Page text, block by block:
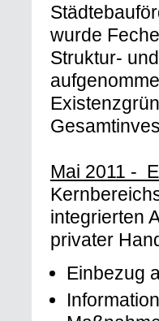
Dezember
wurde
Struktur-
Mai 2011 -
integrierten
privater
Einbezug